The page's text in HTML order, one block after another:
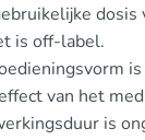
is off-label.
van het
is